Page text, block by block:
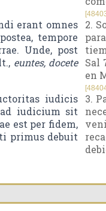
erant omnes
tempore
Unde, post
euntes, docete
2.
Sal
en
iudicis
iudicium sit
est per fidem,
primus debuit
3.